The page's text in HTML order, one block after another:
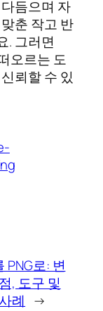
듬으며 자
춘 작고 반
. 그러면
오르는 도
뢰할 수 있
PNG로: 변
, 도구 및
례 →